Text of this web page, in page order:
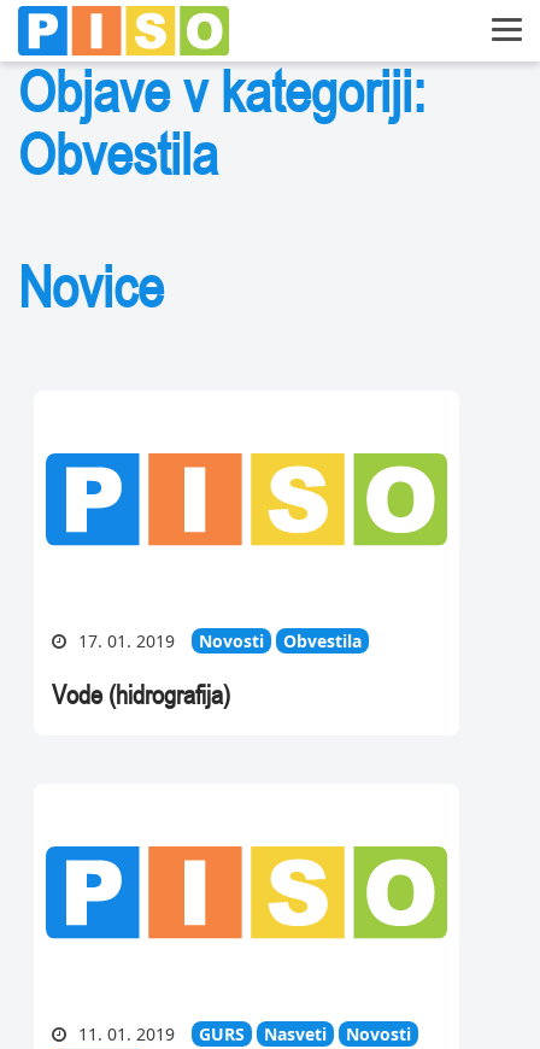
Objave v kategoriji:
Obvestila
Novice
17. 01. 2019 Novosti Obvestila
Vode (hidrografija)
11. 01. 2019 GURS Nasveti
Novosti